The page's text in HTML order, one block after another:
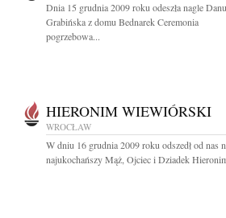
Dnia 15 grudnia 2009 roku odeszła nagle
Grabińska z domu Bednarek Ceremonia
pogrzebowa...
HIERONIM WIEWIÓRSKI
WROCŁAW
W dniu 16 grudnia 2009 roku odszedł od nas
najukochańszy Mąż, Ojciec i Dziadek